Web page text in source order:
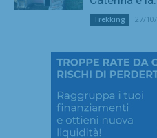
Trekking 27/